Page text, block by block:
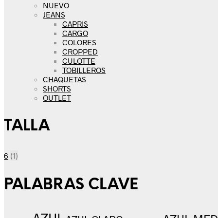
NUEVO
JEANS
CAPRIS
CARGO
COLORES
CROPPED
CULOTTE
TOBILLEROS
CHAQUETAS
SHORTS
OUTLET
TALLA
6 (1)
PALABRAS CLAVE